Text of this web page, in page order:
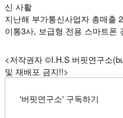
신 사활
지난해 부가통신사업자 총매출
이통3사, 보급형 전용 스마트폰
<저작권자 ©I.H.S 버핏연구소
및 재배포 금지!!>
'버핏연구소' 구독하기